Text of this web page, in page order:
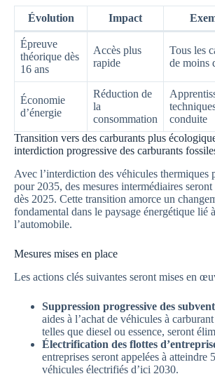
Évolution Impact
Épreuve
théorique dès
16 ans
Accès plus
rapide
Tous les
de moins
Économie
d’énergie
Réduction de
la
consommation
conduite
Transition vers des carburants plus
interdiction progressive des carburants
Avec l’interdiction des véhicules thermiques
pour 2035, des mesures intermédiaires
dès 2025. Cette transition amorce un
fondamental dans le paysage énergétique lié à
l’automobile.
Mesures mises en place
Les actions clés suivantes seront mises en
Suppression progressive des
aides à l’achat de véhicules à
telles que diesel ou essence, seront
Électrification des flottes
entreprises seront appelées à atteindre
véhicules électrifiés d’ici 2030.